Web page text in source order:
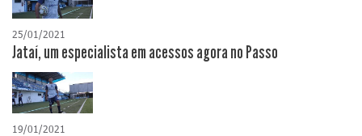
25/01/2021
Jataí, um especialista em acessos agora no Passo
19/01/2021